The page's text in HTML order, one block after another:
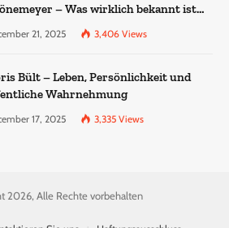
– Was wirklich bekannt ist
was nicht bestätigt wurde
21, 2025 3,406 Views
Bült – Leben, Persönlichkeit und
Wahrnehmung
17, 2025 3,335 Views
2026, Alle Rechte vorbehalten